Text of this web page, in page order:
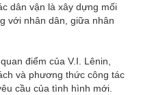
dân vận là xây dựng mối
với nhân dân, giữa nhân
điểm của V.I. Lênin,
và phương thức công tác
cầu của tình hình mới.